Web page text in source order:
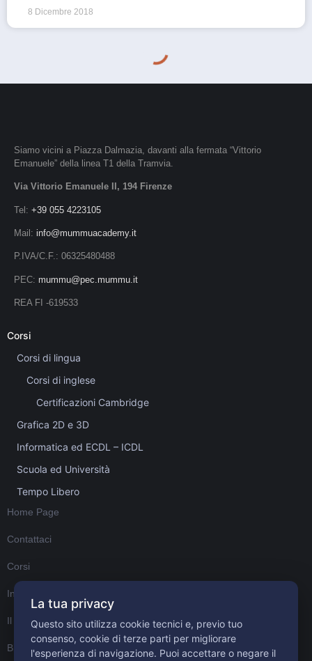
8 Dicembre 2018
Siamo vicini a Piazza Dalmazia, davanti alla fermata “Vittorio
Emanuele” della linea T1 della Tramvia.
Via Vittorio Emanuele II, 194 Firenze
Tel: +39 055 4223105
Mail: info@mummuacademy.it
P.IVA/C.F.: 06325480488
PEC: mummu@pec.mummu.it
REA FI -619533
Corsi
Corsi di lingua
Corsi di inglese
Certificazioni Cambridge
Grafica 2D e 3D
Informatica ed ECDL – ICDL
Scuola ed Università
Tempo Libero
Home Page
Contattaci
Corsi
Informativa sulla Privacy
Il mio account
Blog
La tua privacy
Questo sito utilizza cookie tecnici e, previo tuo
consenso, cookie di terze parti per migliorare
l'esperienza di navigazione. Puoi accettare o negare il